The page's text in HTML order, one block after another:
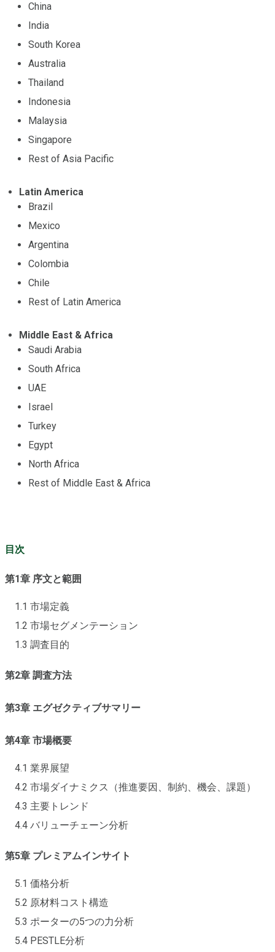
China
India
South Korea
Australia
Thailand
Indonesia
Malaysia
Singapore
Rest of Asia Pacific
Latin America
Brazil
Mexico
Argentina
Colombia
Chile
Rest of Latin America
Middle East & Africa
Saudi Arabia
South Africa
UAE
Israel
Turkey
Egypt
North Africa
Rest of Middle East & Africa
目次
第1章 序文と範囲
1.1 市場定義
1.2 市場セグメンテーション
1.3 調査目的
第2章 調査方法
第3章 エグゼクティブサマリー
第4章 市場概要
4.1 業界展望
4.2 市場ダイナミクス（推進要因、制約、機会、課題）
4.3 主要トレンド
4.4 バリューチェーン分析
第5章 プレミアムインサイト
5.1 価格分析
5.2 原材料コスト構造
5.3 ポーターの5つの力分析
5.4 PESTLE分析